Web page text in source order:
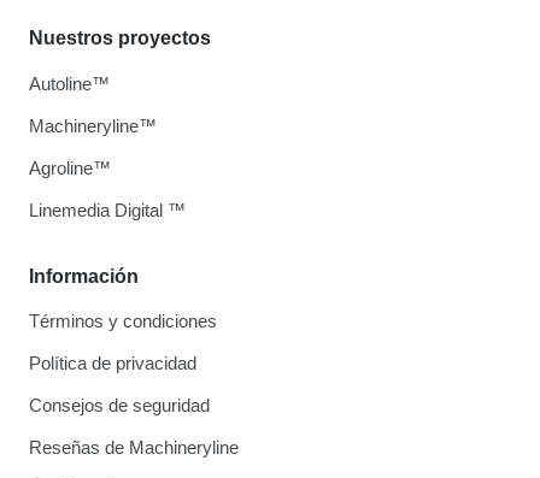
Información
Términos y condiciones
Política de privacidad
Consejos de seguridad
Reseñas de Machineryline
Nuestros proyectos
Autoline™
Machineryline™
Agroline™
Linemedia Digital ™